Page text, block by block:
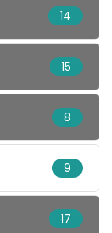
14
15
8
9
17